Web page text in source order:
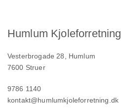
Humlum Kjoleforretning
Vesterbrogade 28, Humlum
7600 Struer
9786 1140
kontakt@humlumkjoleforretning.dk